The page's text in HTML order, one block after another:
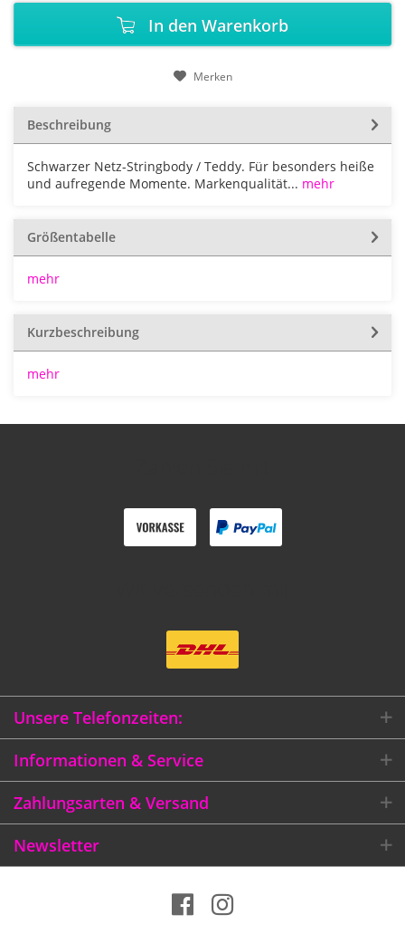
In den Warenkorb
Merken
Beschreibung
Schwarzer Netz-Stringbody / Teddy. Für besonders heiße
und aufregende Momente. Markenqualität... mehr
Größentabelle
mehr
Kurzbeschreibung
mehr
Unsere Telefonzeiten:
Informationen & Service
Zahlungsarten & Versand
Newsletter